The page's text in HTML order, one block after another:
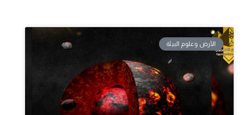
الأرض وعلوم البيئة